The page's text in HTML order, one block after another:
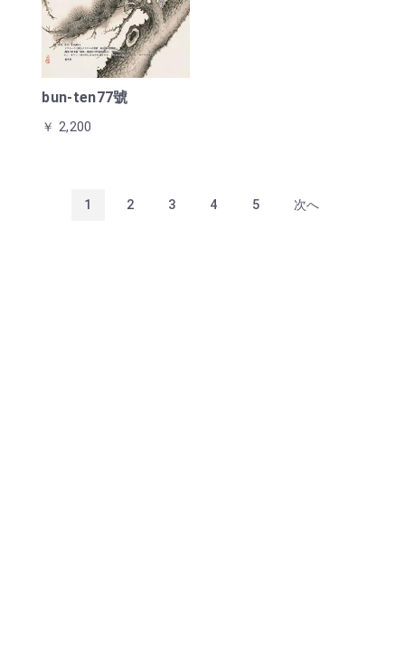
bun-ten77號
￥ 2,200
1 2 3 4 5 次へ